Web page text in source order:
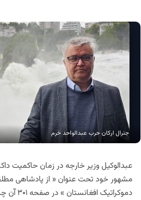
جنرال ارکان حرب عبدالواحد خرم
عبدالوکیل وزیر خارجه در زمان حاکمیت
مشهور خود تحت عنوان « از پادشاهی
دموکراتیک افغانستان » در صفحه ۳۰۱ آن چنین می نگارد :